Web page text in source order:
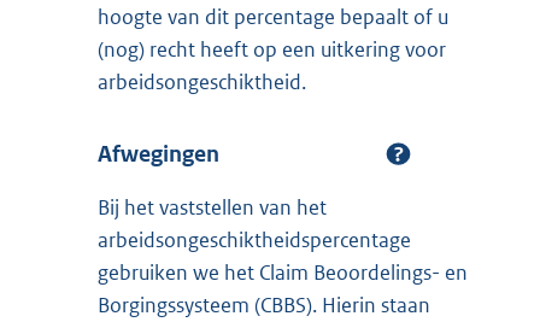
hoogte van dit percentage bepaalt of u
(nog) recht heeft op een uitkering voor
arbeidsongeschiktheid.
Afwegingen
Bij het vaststellen van het
arbeidsongeschiktheidspercentage
gebruiken we het Claim Beoordelings- en
Borgingssysteem (CBBS). Hierin staan